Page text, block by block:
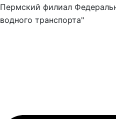
Пермский филиал
водного транспорта"